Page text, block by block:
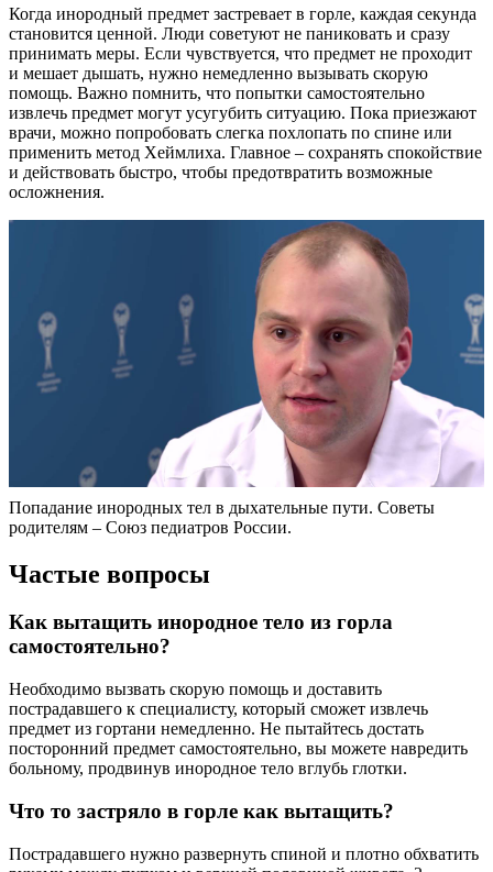
Когда инородный предмет застревает в горле, каждая секунда
становится ценной. Люди советуют не паниковать и сразу
принимать меры. Если чувствуется, что предмет не проходит
и мешает дышать, нужно немедленно вызывать скорую
помощь. Важно помнить, что попытки самостоятельно
извлечь предмет могут усугубить ситуацию. Пока приезжают
врачи, можно попробовать слегка похлопать по спине или
применить метод Хеймлиха. Главное – сохранять спокойствие
и действовать быстро, чтобы предотвратить возможные
осложнения.
Попадание инородных тел в дыхательные пути. Советы
родителям – Союз педиатров России.
Частые вопросы
Как вытащить инородное тело из горла
самостоятельно?
Необходимо вызвать скорую помощь и доставить
пострадавшего к специалисту, который сможет извлечь
предмет из гортани немедленно. Не пытайтесь достать
посторонний предмет самостоятельно, вы можете навредить
больному, продвинув инородное тело вглубь глотки.
Что то застряло в горле как вытащить?
Пострадавшего нужно развернуть спиной и плотно обхватить